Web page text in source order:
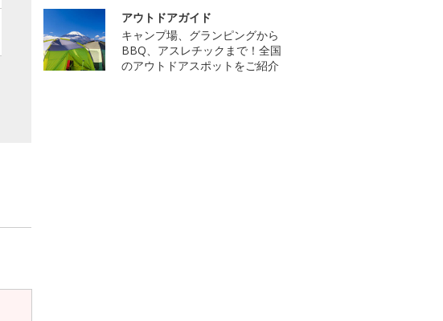
アウトドアガイド
キャンプ場、グランピングから
BBQ、アスレチックまで！全国
のアウトドアスポットをご紹介